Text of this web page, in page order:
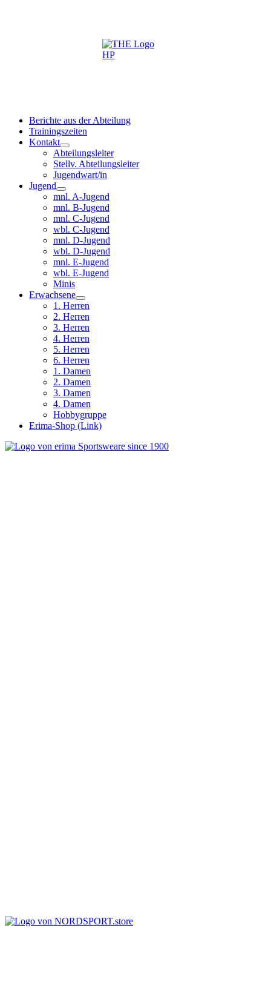
Berichte aus der Abteilung
Trainingszeiten
Kontakt
Abteilungsleiter
Stellv. Abteilungsleiter
Jugendwart/in
Jugend
mnl. A-Jugend
mnl. B-Jugend
mnl. C-Jugend
wbl. C-Jugend
mnl. D-Jugend
wbl. D-Jugend
mnl. E-Jugend
wbl. E-Jugend
Minis
Erwachsene
1. Herren
2. Herren
3. Herren
4. Herren
5. Herren
6. Herren
1. Damen
2. Damen
3. Damen
4. Damen
Hobbygruppe
Erima-Shop (Link)